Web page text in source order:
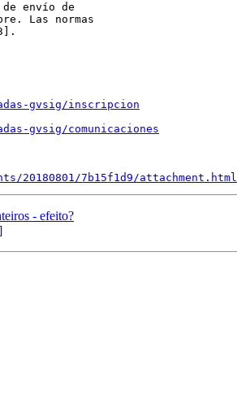
envío de
Las normas
gvsig/inscripcion
gvsig/comunicaciones
7b15f1d9/attachment.html
- efeito?